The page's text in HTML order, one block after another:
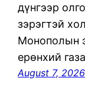
дүнгээр
зэрэгтэй
Монополын
ерөнхий
August 7, 2026